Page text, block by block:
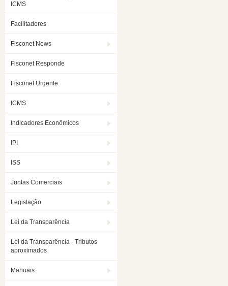
ICMS
Facilitadores
Fisconet News
Fisconet Responde
Fisconet Urgente
ICMS
Indicadores Econômicos
IPI
ISS
Juntas Comerciais
Legislação
Lei da Transparência
Lei da Transparência - Tributos
aproximados
Manuais